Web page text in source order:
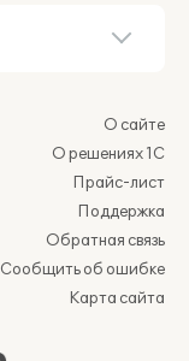
О сайте
О решениях 1С
Прайс-лист
Поддержка
Обратная связь
Сообщить об ошибке
Карта сайта